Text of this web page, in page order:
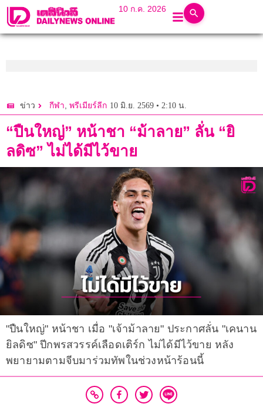
10 ก.ค. 2026
ข่าว กีฬา, พรีเมียร์ลีก 10 มิ.ย. 2569 • 2:10 น.
“ปืนใหญ่” หน้าชา “ม้าลาย” ลั่น “ยิ
ลดิซ” ไม่ได้มีไว้ขาย
"ปืนใหญ่" หน้าชา เมื่อ "เจ้าม้าลาย" ประกาศลั่น "เคนาน
ยิลดิซ" ปีกพรสวรรค์เลือดเติร์ก ไม่ได้มีไว้ขาย หลัง
พยายามตามจีบมาร่วมทัพในช่วงหน้าร้อนนี้